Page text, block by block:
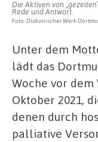
Die Aktiven von
Rede und Antwort.
Foto: Diakonisches Werk
Unter dem
lädt das
Woche vor dem
Oktober 2021,
denen durch
palliative